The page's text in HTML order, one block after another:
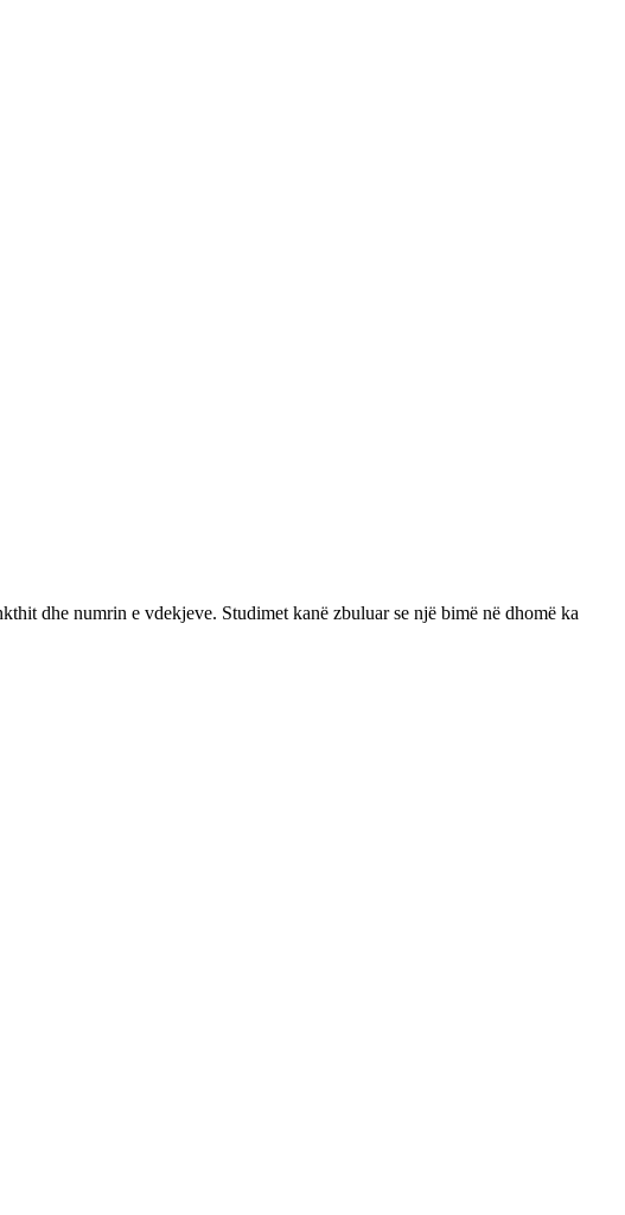
dhe numrin e vdekjeve. Studimet kanë zbuluar se një bimë në dhomë ka